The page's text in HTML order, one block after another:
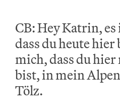
CB: Hey Katrin,
dass du heute
mich, dass du
bist, in mein
Tölz.